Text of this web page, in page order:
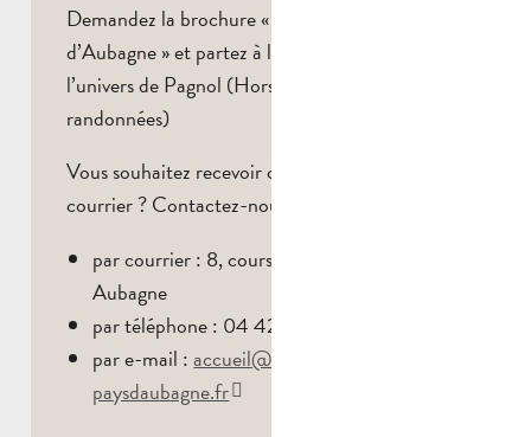
Demandez la brochure « Marcel Pagnol, enfant
d’Aubagne » et partez à la découverte de
l’univers de Pagnol (Hors circuit de
randonnées)
Vous souhaitez recevoir cette brochure par
courrier ? Contactez-nous :
par courrier : 8, cours Barthélemy – 13400
Aubagne
par téléphone : 04 42 03 49 98
par e-mail :accueil@tourisme-
paysdaubagne.fr